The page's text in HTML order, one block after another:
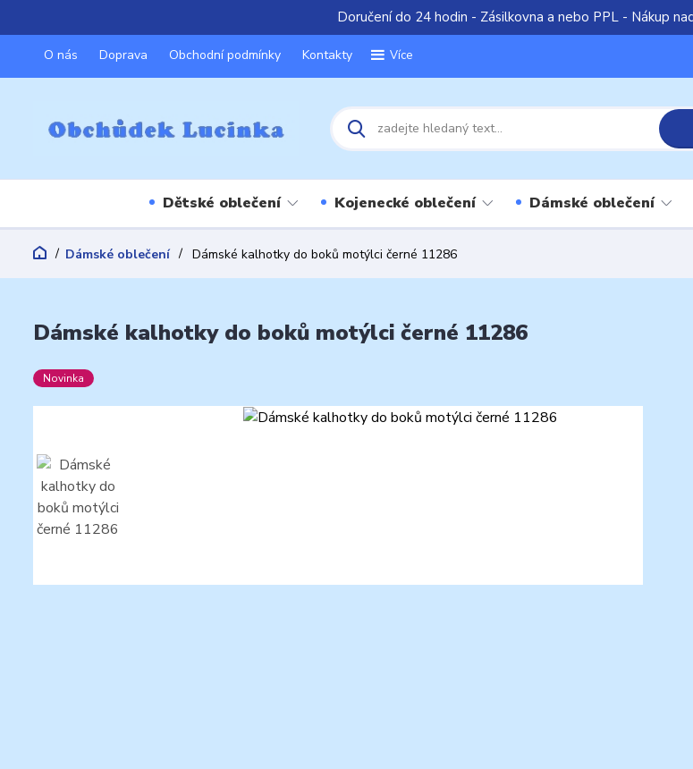
Doručení do 24 hodin - Zásilkovna a nebo PPL - Nákup
O nás Doprava Obchodní podmínky Kontakty Více
Dětské oblečení Kojenecké oblečení Dámské oblečení
Dámské oblečení Dámské kalhotky do boků motýlci černé 11286
Dámské kalhotky do boků motýlci černé 11286
Novinka